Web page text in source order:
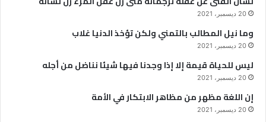
20 ديسمبر، 2021
وما نيل المطالب بالتمني ولكن تؤخذ الدنيا غلاب
20 ديسمبر، 2021
ليس للحياة قيمة إلا إذا وجدنا فيها شيئا نناضل من أجله
20 ديسمبر، 2021
إن اللغة مظهر من مظاهر الابتكار في الأمة
20 ديسمبر، 2021